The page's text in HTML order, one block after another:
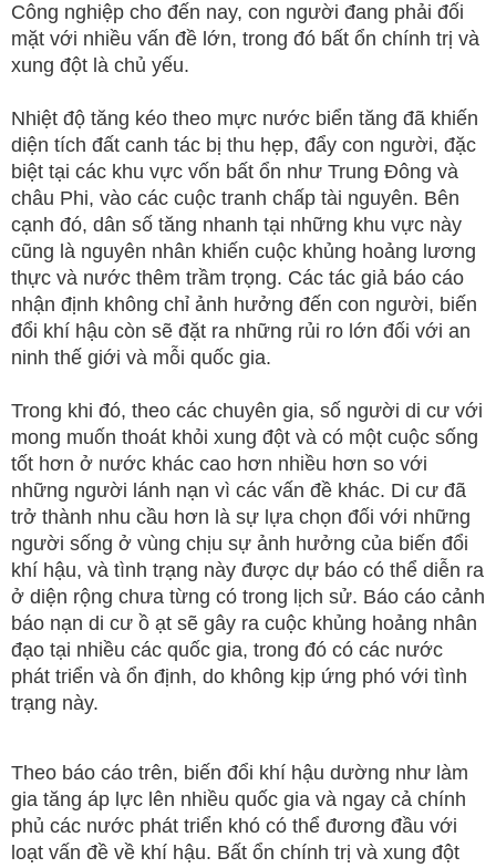
Công nghiệp cho đến nay, con người đang phải đối
mặt với nhiều vấn đề lớn, trong đó bất ổn chính trị và
xung đột là chủ yếu.
Nhiệt độ tăng kéo theo mực nước biển tăng đã khiến
diện tích đất canh tác bị thu hẹp, đẩy con người, đặc
biệt tại các khu vực vốn bất ổn như Trung Đông và
châu Phi, vào các cuộc tranh chấp tài nguyên. Bên
cạnh đó, dân số tăng nhanh tại những khu vực này
cũng là nguyên nhân khiến cuộc khủng hoảng lương
thực và nước thêm trầm trọng. Các tác giả báo cáo
nhận định không chỉ ảnh hưởng đến con người, biến
đổi khí hậu còn sẽ đặt ra những rủi ro lớn đối với an
ninh thế giới và mỗi quốc gia.
Trong khi đó, theo các chuyên gia, số người di cư với
mong muốn thoát khỏi xung đột và có một cuộc sống
tốt hơn ở nước khác cao hơn nhiều hơn so với
những người lánh nạn vì các vấn đề khác. Di cư đã
trở thành nhu cầu hơn là sự lựa chọn đối với những
người sống ở vùng chịu sự ảnh hưởng của biến đổi
khí hậu, và tình trạng này được dự báo có thể diễn ra
ở diện rộng chưa từng có trong lịch sử. Báo cáo cảnh
báo nạn di cư ồ ạt sẽ gây ra cuộc khủng hoảng nhân
đạo tại nhiều các quốc gia, trong đó có các nước
phát triển và ổn định, do không kịp ứng phó với tình
trạng này.
Theo báo cáo trên, biến đổi khí hậu dường như làm
gia tăng áp lực lên nhiều quốc gia và ngay cả chính
phủ các nước phát triển khó có thể đương đầu với
loạt vấn đề về khí hậu. Bất ổn chính trị và xung đột